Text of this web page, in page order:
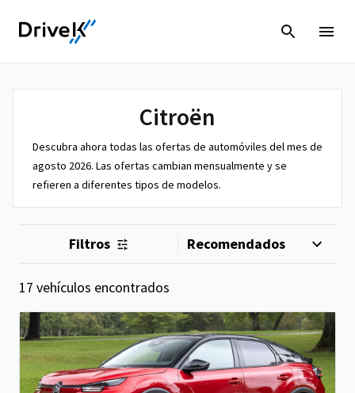
Citroën
Descubra ahora todas las ofertas de automóviles del mes de
agosto 2026. Las ofertas cambian mensualmente y se
refieren a diferentes tipos de modelos.
Filtros
17 vehículos encontrados